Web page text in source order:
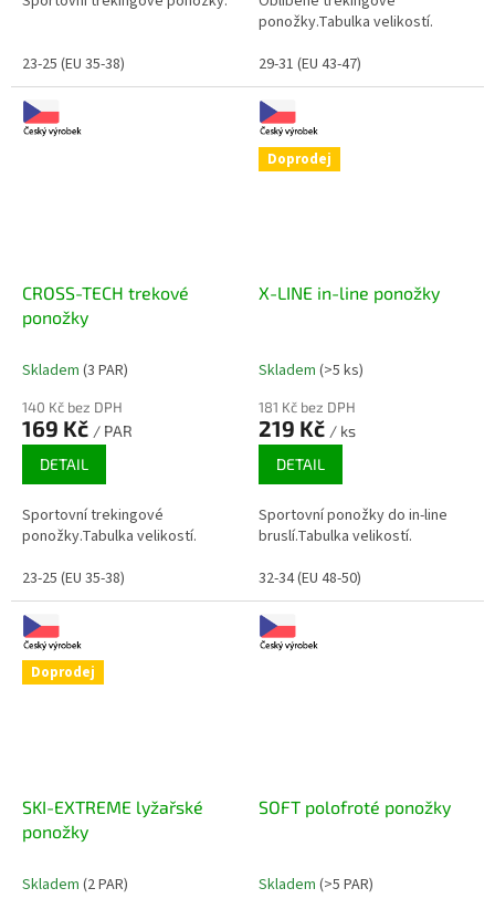
23-25 (EU 35-38)
ponožky.Tabulka velikostí.
29-31 (EU 43-47)
CROSS-TECH trekové
ponožky
Skladem (3 PAR)
140 Kč bez DPH
169 Kč / PAR
DETAIL
Sportovní trekingové
ponožky.Tabulka velikostí.
23-25 (EU 35-38)
Doprodej
X-LINE in-line ponožky
Skladem (>5 ks)
181 Kč bez DPH
219 Kč / ks
DETAIL
Sportovní ponožky do in-line
bruslí.Tabulka velikostí.
32-34 (EU 48-50)
Doprodej
SKI-EXTREME lyžařské
ponožky
Skladem (2 PAR)
SOFT polofroté ponožky
Skladem (>5 PAR)